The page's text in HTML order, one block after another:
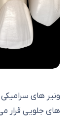
ونیر های
های جلویی قرار